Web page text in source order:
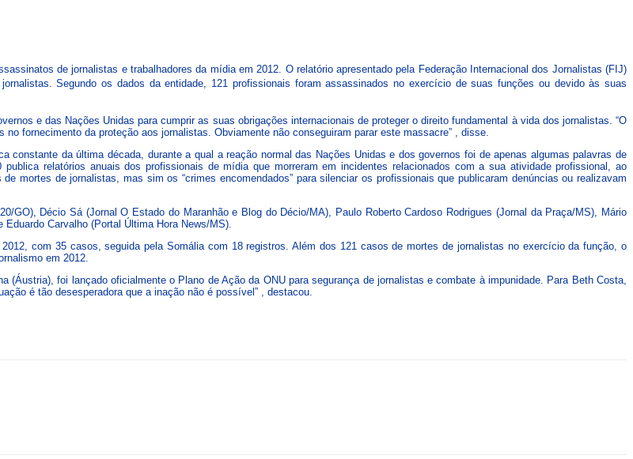
de jornalistas e trabalhadores da mídia em 2012. O relatório apresentado pela Federação Internacional dos Jornalistas (FIJ)
Segundo os dados da entidade, 121 profissionais foram assassinados no exercício de suas funções ou devido às suas
e das Nações Unidas para cumprir as suas obrigações internacionais de proteger o direito fundamental à vida dos jornalistas. “O
fornecimento da proteção aos jornalistas. Obviamente não conseguiram parar este massacre” , disse.
da última década, durante a qual a reação normal das Nações Unidas e dos governos foi de apenas algumas palavras de
relatórios anuais dos profissionais de mídia que morreram em incidentes relacionados com a sua atividade profissional, ao
mortes de jornalistas, mas sim os “crimes encomendados” para silenciar os profissionais que publicaram denúncias ou realizavam
GO), Décio Sá (Jornal O Estado do Maranhão e Blog do Décio/MA), Paulo Roberto Cardoso Rodrigues (Jornal da Praça/MS), Mário
Carvalho (Portal Última Hora News/MS).
com 35 casos, seguida pela Somália com 18 registros. Além dos 121 casos de mortes de jornalistas no exercício da função, o
em 2012.
(Áustria), foi lançado oficialmente o Plano de Ação da ONU para segurança de jornalistas e combate à impunidade. Para Beth Costa,
é tão desesperadora que a inação não é possível” , destacou.